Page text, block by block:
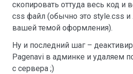
скопировать оттуда весь код и
css файл (обычно это style.css и
вашей темой оформления).
Ну и последний шаг –
Pagenavi в админке и удаляем
с сервера ;)